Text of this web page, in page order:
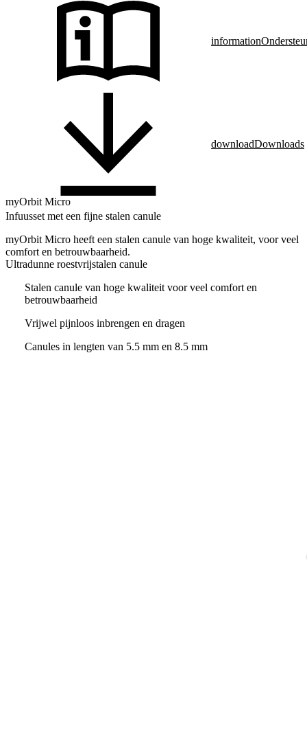
information
downloadDownloads
myOrbit Micro
Infuusset met een fijne stalen canule
myOrbit Micro heeft een stalen canule van hoge kwaliteit, voor veel
comfort en betrouwbaarheid.
Ultradunne roestvrijstalen canule
Stalen canule van hoge kwaliteit voor veel comfort en
betrouwbaarheid
Vrijwel pijnloos inbrengen en dragen
Canules in lengten van 5.5 mm en 8.5 mm